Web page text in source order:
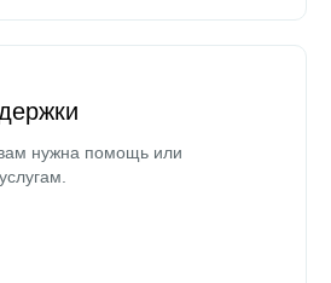
нужна помощь или